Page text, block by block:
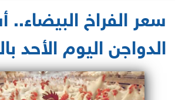
سعر الفراخ البيضاء..
الدواجن اليوم الأحد